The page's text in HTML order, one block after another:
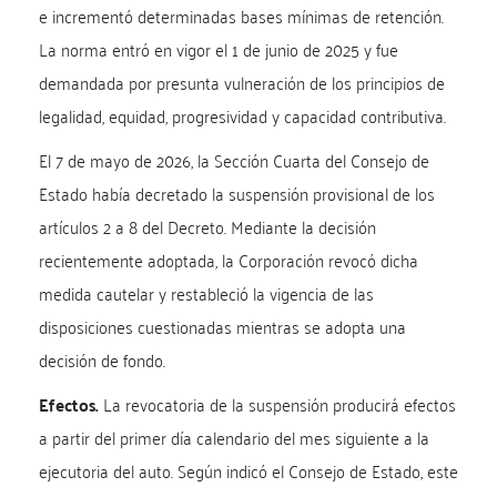
e incrementó determinadas bases mínimas de retención.
La norma entró en vigor el 1 de junio de 2025 y fue
demandada por presunta vulneración de los principios de
legalidad, equidad, progresividad y capacidad contributiva.
El 7 de mayo de 2026, la Sección Cuarta del Consejo de
Estado había decretado la suspensión provisional de los
artículos 2 a 8 del Decreto. Mediante la decisión
recientemente adoptada, la Corporación revocó dicha
medida cautelar y restableció la vigencia de las
disposiciones cuestionadas mientras se adopta una
decisión de fondo.
Efectos.La revocatoria de la suspensión producirá efectos
a partir del primer día calendario del mes siguiente a la
ejecutoria del auto. Según indicó el Consejo de Estado, este